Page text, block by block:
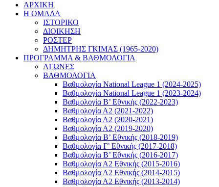
ΑΡΧΙΚΗ
Η ΟΜΑΔΑ
ΙΣΤΟΡΙΚΟ
ΔΙΟΙΚΗΣΗ
ΡΟΣΤΕΡ
ΔΗΜΗΤΡΗΣ ΓΚΙΜΑΣ (1965-2020)
ΠΡΟΓΡΑΜΜΑ & ΒΑΘΜΟΛΟΓΙΑ
ΑΓΩΝΕΣ
ΒΑΘΜΟΛΟΓΙΑ
Βαθμολογία National League 1 (2024-2025)
Βαθμολογία National League 1 (2023-2024)
Βαθμολογία Β’ Εθνικής (2022-2023)
Βαθμολογία Α2 (2021-2022)
Βαθμολογία Α2 (2020-2021)
Βαθμολογία Α2 (2019-2020)
Βαθμολογία B’ Εθνικής (2018-2019)
Βαθμολογία Γ’ Εθνικής (2017-2018)
Βαθμολογία Β’ Εθνικής (2016-2017)
Βαθμολογία Α2 Εθνικής (2015-2016)
Βαθμολογία Α2 Εθνικής (2014-2015)
Βαθμολογία Α2 Εθνικής (2013-2014)